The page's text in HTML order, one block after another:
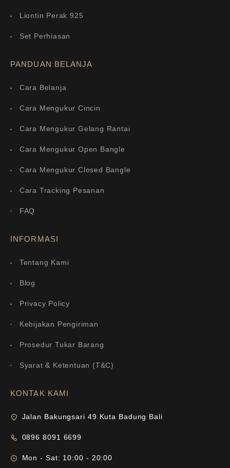
Liontin Perak 925
Set Perhiasan
PANDUAN BELANJA
Cara Belanja
Cara Mengukur Cincin
Cara Mengukur Gelang Rantai
Cara Mengukur Open Bangle
Cara Mengukur Closed Bangle
Cara Tracking Pesanan
FAQ
INFORMASI
Tentang Kami
Blog
Privacy Policy
Kebijakan Pengiriman
Prosedur Tukar Barang
Syarat & Ketentuan (T&C)
KONTAK KAMI
Jalan Bakungsari 49 Kuta Badung Bali
0896 8091 6699
Mon - Sat: 10:00 - 20:00